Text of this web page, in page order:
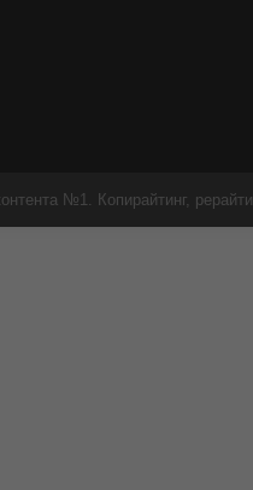
№1. Копирайтинг,